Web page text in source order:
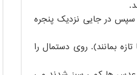
سپس در جایی نزدیک پنجره
بمانند). روی دستمال را